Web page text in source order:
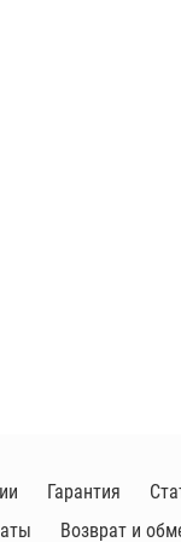
Гарантия
Возврат и